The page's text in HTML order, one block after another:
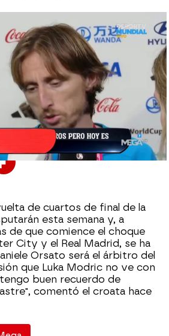
de 2024, 01:02
Flipboard
de cuartos de final de la
esta semana y, a
de que comience el choque
City y el Real Madrid, se ha
Orsato será el árbitro del
que Luka Modric no ve con
buen recuerdo de
comentó el croata hace